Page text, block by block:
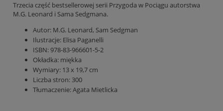
Trzecia część bestsellerowej serii Przygoda w Pociągu autorstwa
M.G. Leonard i Sama Sedgmana.
Autor: M.G. Leonard, Sam Sedgman
Ilustracje: Elisa Paganelli
ISBN: 978-83-966601-5-2
Okładka: miękka
Wymiary: 13 x 19,7 cm
Liczba stron: 300
Tłumaczenie:Agata Mietlicka